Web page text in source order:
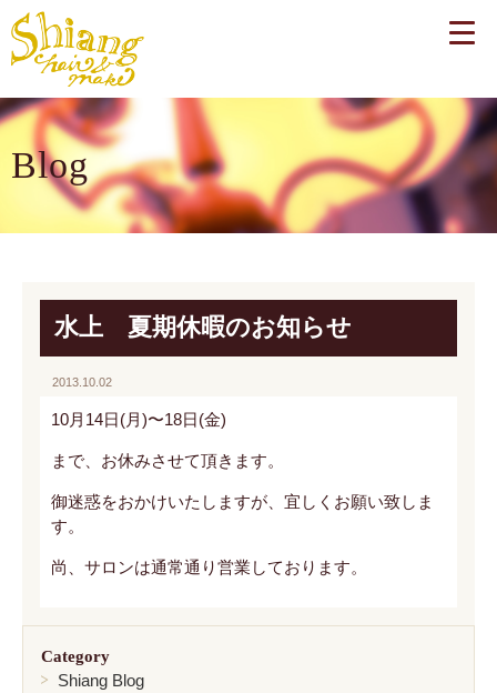
Blog
水上 夏期休暇のお知らせ
2013.10.02
10月14日(月)〜18日(金)
まで、お休みさせて頂きます。
御迷惑をおかけいたしますが、宜しくお願い致しま
す。
尚、サロンは通常通り営業しております。
Category
Shiang Blog